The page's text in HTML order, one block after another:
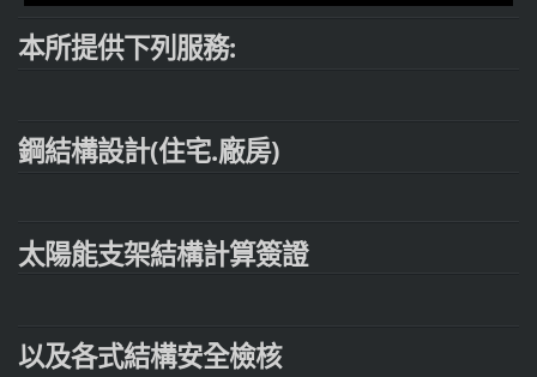
本所提供下列服務:
鋼結構設計(住宅.廠房)
太陽能支架結構計算簽證
以及各式結構安全檢核